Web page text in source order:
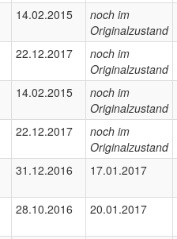
14.02.2015
noch im
Originalzustand
22.12.2017
noch im
Originalzustand
14.02.2015
noch im
Originalzustand
22.12.2017
noch im
Originalzustand
31.12.2016 17.01.2017
28.10.2016 20.01.2017